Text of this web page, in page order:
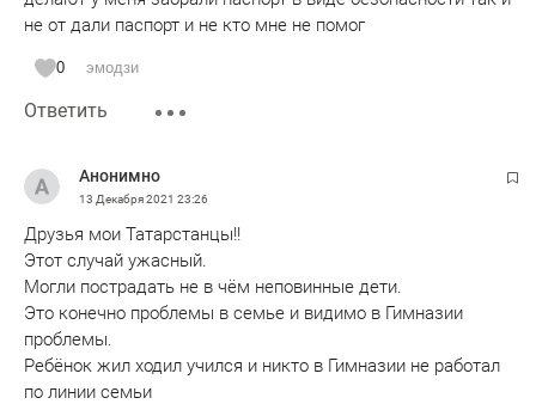
не от дали паспорт и не кто мне не помог
0 эмодзи
Ответить
Анонимно
13 Декабря 2021 23:26
Друзья мои Татарстанцы!!
Этот случай ужасный.
Могли пострадать не в чём неповинные дети.
Это конечно проблемы в семье и видимо в Гимназии
проблемы.
Ребёнок жил ходил учился и никто в Гимназии не работал
по линии семьи